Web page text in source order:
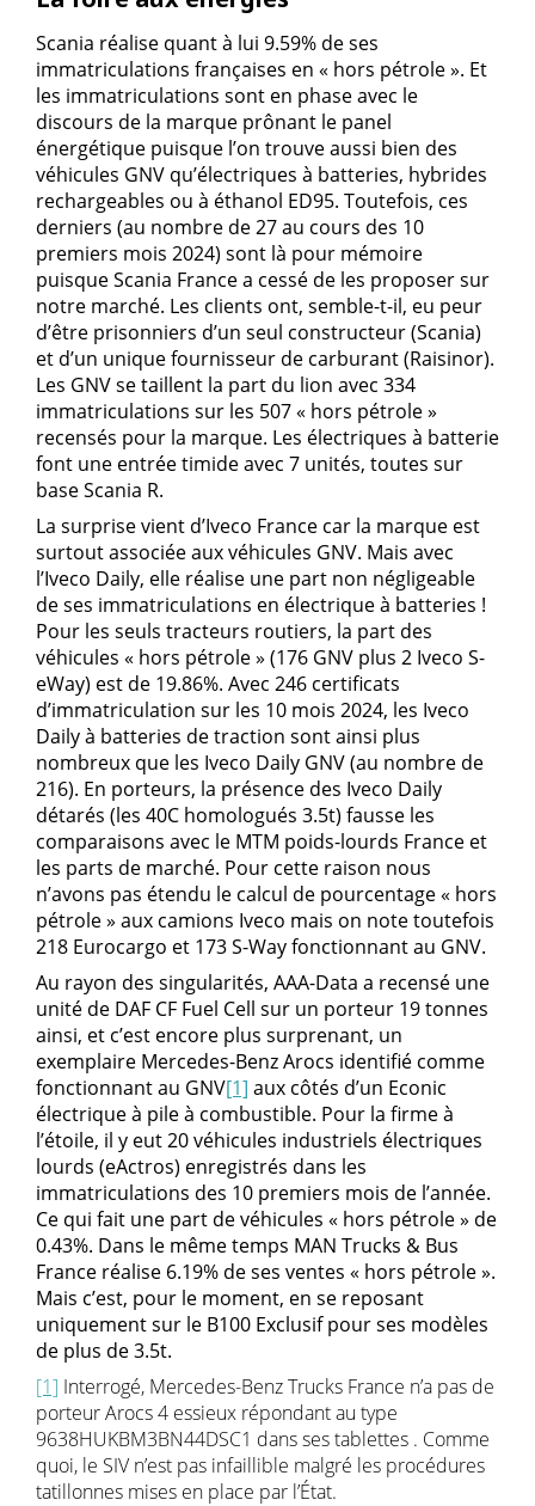
Scania réalise quant à lui 9.59% de ses
immatriculations françaises en « hors pétrole ». Et
les immatriculations sont en phase avec le
discours de la marque prônant le panel
énergétique puisque l’on trouve aussi bien des
véhicules GNV qu’électriques à batteries, hybrides
rechargeables ou à éthanol ED95. Toutefois, ces
derniers (au nombre de 27 au cours des 10
premiers mois 2024) sont là pour mémoire
puisque Scania France a cessé de les proposer sur
notre marché. Les clients ont, semble-t-il, eu peur
d’être prisonniers d’un seul constructeur (Scania)
et d’un unique fournisseur de carburant (Raisinor).
Les GNV se taillent la part du lion avec 334
immatriculations sur les 507 « hors pétrole »
recensés pour la marque. Les électriques à batterie
font une entrée timide avec 7 unités, toutes sur
base Scania R.
La surprise vient d’Iveco France car la marque est
surtout associée aux véhicules GNV. Mais avec
l’Iveco Daily, elle réalise une part non négligeable
de ses immatriculations en électrique à batteries !
Pour les seuls tracteurs routiers, la part des
véhicules « hors pétrole » (176 GNV plus 2 Iveco S-
eWay) est de 19.86%. Avec 246 certificats
d’immatriculation sur les 10 mois 2024, les Iveco
Daily à batteries de traction sont ainsi plus
nombreux que les Iveco Daily GNV (au nombre de
216). En porteurs, la présence des Iveco Daily
détarés (les 40C homologués 3.5t) fausse les
comparaisons avec le MTM poids-lourds France et
les parts de marché. Pour cette raison nous
n’avons pas étendu le calcul de pourcentage « hors
pétrole » aux camions Iveco mais on note toutefois
218 Eurocargo et 173 S-Way fonctionnant au GNV.
Au rayon des singularités, AAA-Data a recensé une
unité de DAF CF Fuel Cell sur un porteur 19 tonnes
ainsi, et c’est encore plus surprenant, un
exemplaire Mercedes-Benz Arocs identifié comme
fonctionnant au GNV[1] aux côtés d’un Econic
électrique à pile à combustible. Pour la firme à
l’étoile, il y eut 20 véhicules industriels électriques
lourds (eActros) enregistrés dans les
immatriculations des 10 premiers mois de l’année.
Ce qui fait une part de véhicules « hors pétrole » de
0.43%. Dans le même temps MAN Trucks & Bus
France réalise 6.19% de ses ventes « hors pétrole ».
Mais c’est, pour le moment, en se reposant
uniquement sur le B100 Exclusif pour ses modèles
de plus de 3.5t.
[1] Interrogé, Mercedes-Benz Trucks France n’a pas de
porteur Arocs 4 essieux répondant au type
9638HUKBM3BN44DSC1 dans ses tablettes . Comme
quoi, le SIV n’est pas infaillible malgré les procédures
tatillonnes mises en place par l’État.